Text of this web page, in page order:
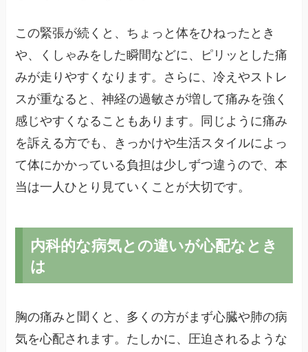
この緊張が続くと、ちょっと体をひねったとき
や、くしゃみをした瞬間などに、ピリッとした痛
みが走りやすくなります。さらに、冷えやストレ
スが重なると、神経の過敏さが増して痛みを強く
感じやすくなることもあります。同じように痛み
を訴える方でも、きっかけや生活スタイルによっ
て体にかかっている負担は少しずつ違うので、本
当は一人ひとり見ていくことが大切です。
内科的な病気との違いが心配なとき
は
胸の痛みと聞くと、多くの方がまず心臓や肺の病
気を心配されます。たしかに、圧迫されるような